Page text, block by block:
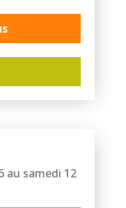
au samedi 12